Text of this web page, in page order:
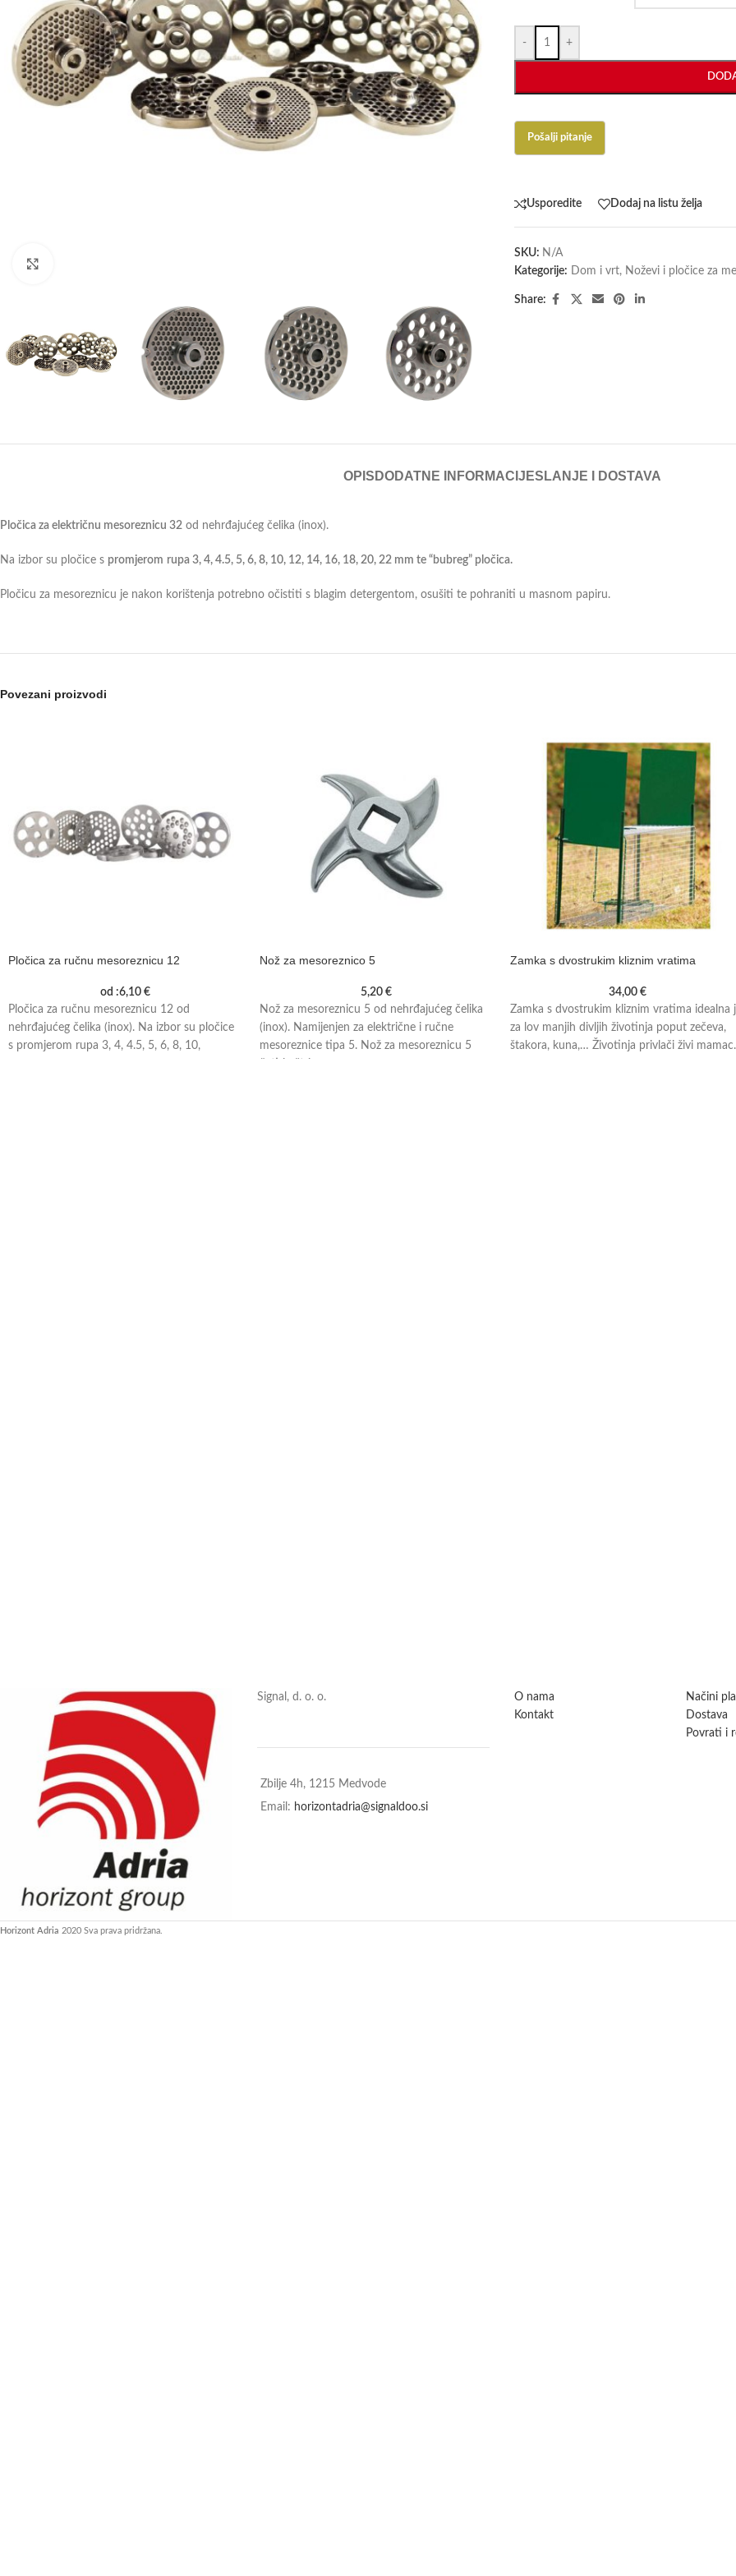
- +
Usporedite Dodaj na listu želja
SKU: N/A
Kategorije: Dom i vrt, Noževi i pločice za
Share:
OPIS DODATNE INFORMACIJESLANJE I DOSTAVA
Pločica za električnu mesoreznicu 32 od nehrđajućeg čelika (inox).
Na izbor su pločice s promjerom rupa 3, 4, 4.5, 5, 6, 8, 10, 12, 14, 16, 18, 20, 22 mm te “bubreg” pločica.
Pločicu za mesoreznicu je nakon korištenja potrebno očistiti s blagim detergentom, osušiti te pohraniti u masnom papiru.
Povezani proizvodi
Pločica za ručnu mesoreznicu 12
od :6,10€
Pločica za ručnu mesoreznicu 12 od
nehrđajućeg čelika (inox). Na izbor su pločice
s promjerom rupa 3, 4, 4.5, 5, 6, 8, 10,
Nož za mesoreznico 5
5,20€
Nož za mesoreznicu 5 od nehrđajućeg čelika
(inox). Namijenjen za električne i ručne
mesoreznice tipa 5. Nož za mesoreznicu 5
Zamka s dvostrukim kliznim vratima
34,00 €
Zamka s dvostrukim kliznim vratima idealna
za lov manjih divljih životinja poput zečeva,
štakora, kuna,… Životinja privlači živi mamac.
Signal, d. o. o.
Zbilje 4h, 1215 Medvode
Email: horizontadria@signaldoo.si
O nama
Kontakt
Načini
Dostava
Povrati i
Horizont Adria 2020 Sva prava pridržana.